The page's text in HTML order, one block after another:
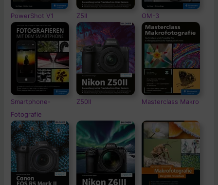
PowerShot V1 Z5II OM-3
Smartphone-
Fotografie
Z50II Masterclass Makro